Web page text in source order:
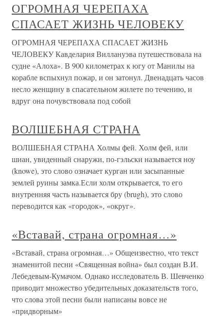
ОГРОМНАЯ ЧЕРЕПАХА
СПАСАЕТ ЖИЗНЬ ЧЕЛОВЕКУ
ОГРОМНАЯ ЧЕРЕПАХА СПАСАЕТ ЖИЗНЬ
ЧЕЛОВЕКУ Кавделария Виллануэва путешествовала на
судне «Алоха». В 900 километрах к югу от Манилы на
корабле вспыхнул пожар, и он затонул. Двенадцать часов
несло женщину в спасательном жилете по течению, и
вдруг она почувствовала под собой
ВОЛШЕБНАЯ СТРАНА
ВОЛШЕБНАЯ СТРАНА Холмы фей. Холм фей, или
шиан, увиденный снаружи, по-гэльски называется ноу
(knowe), это слово означает курган или засыпанные
землей руины замка.Если холм открывается, то его
внутренняя часть называется бру (brugh), это слово
переводится как «городок», «округ».
«Вставай, страна огромная…»
«Вставай, страна огромная…» Общеизвестно, что текст
знаменитой песни «Священная война» был создан В.И.
Лебедевым-Кумачом. Однако исследователь В. Шевченко
приводит множество убедительных доказательств того,
что слова этой песни были написаны вовсе не
«придворным»